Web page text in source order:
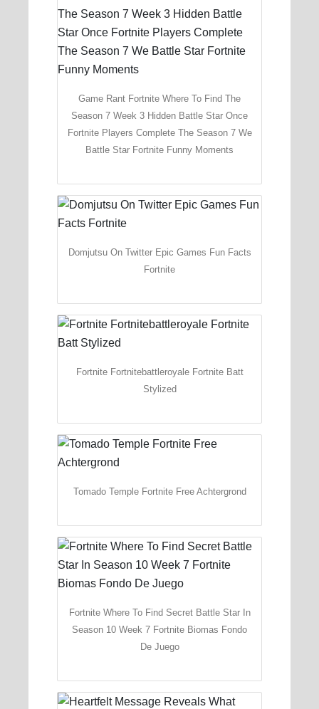
Game Rant Fortnite Where To Find The
Season 7 Week 3 Hidden Battle Star Once
Fortnite Players Complete The Season 7 We
Battle Star Fortnite Funny Moments
Domjutsu On Twitter Epic Games Fun Facts
Fortnite
Fortnite Fortnitebattleroyale Fortnite Batt
Stylized
Tomado Temple Fortnite Free Achtergrond
Fortnite Where To Find Secret Battle Star In
Season 10 Week 7 Fortnite Biomas Fondo
De Juego